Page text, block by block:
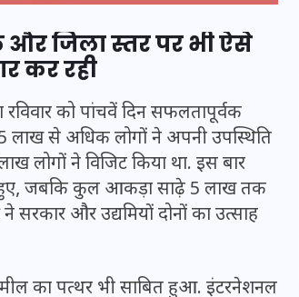
जिला स्तर पर भी ऐसे
कर रही
को पांचवें दिन सफलतापूर्वक
लाख से अधिक लोगों ने अपनी उपस्थिति
लोगों ने विजिट किया था. इस बार
हुए, जबकि कुल आकड़ा साढ़े 5 लाख तक
और उद्यमियों दोनों का उत्साह
मील का पत्थर भी साबित हुआ. इंटरनेशनल
में स्टारलिंक की लैंडिंग में
डेटा सिक्योरिटी और
की कीमत पर फंसा पेंच,
अपडेट